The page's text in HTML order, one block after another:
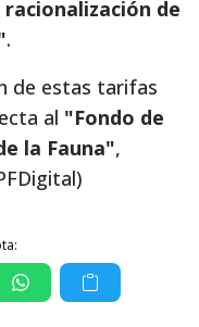
de
.
de estas tarifas
al "Fondo de
la Fauna",